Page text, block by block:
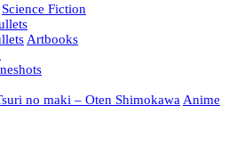
Science Fiction
Artbooks
no maki – Oten Shimokawa Anime